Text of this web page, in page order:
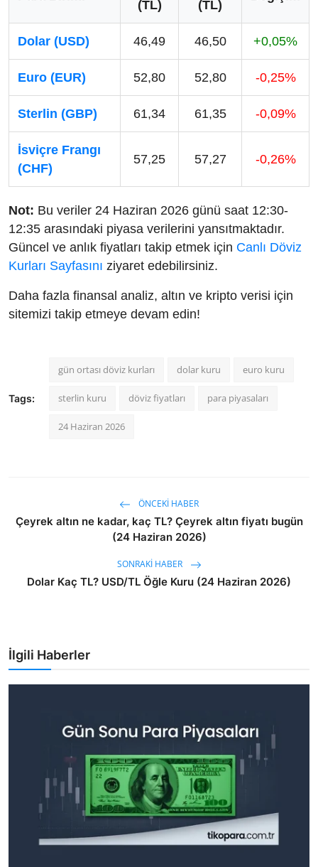
(TL)
(TL)
Dolar (USD) 46,49 46,50 +0,05%
Euro (EUR) 52,80 52,80 -0,25%
Sterlin (GBP) 61,34 61,35 -0,09%
İsviçre Frangı
(CHF)
57,25 57,27 -0,26%
Not: Bu veriler 24 Haziran 2026 günü saat 12:30-
12:35 arasındaki piyasa verilerini yansıtmaktadır.
Güncel ve anlık fiyatları takip etmek için Canlı Döviz
Kurları Sayfasını ziyaret edebilirsiniz.
Daha fazla finansal analiz, altın ve kripto verisi için
sitemizi takip etmeye devam edin!
Tags:
gün ortası döviz kurları dolar kuru euro kuru
sterlin kuru döviz fiyatları para piyasaları
24 Haziran 2026
ÖNCEKI HABER
Çeyrek altın ne kadar, kaç TL? Çeyrek altın fiyatı bugün
(24 Haziran 2026)
SONRAKI HABER
Dolar Kaç TL? USD/TL Öğle Kuru (24 Haziran 2026)
İlgili Haberler